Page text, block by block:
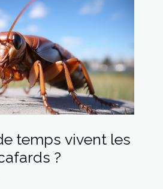
temps vivent les
?